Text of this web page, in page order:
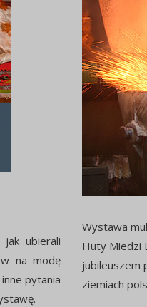
jak ubierali
na modę
pytania
Wystawa
Huty Miedzi
jubileuszem
ziemiach